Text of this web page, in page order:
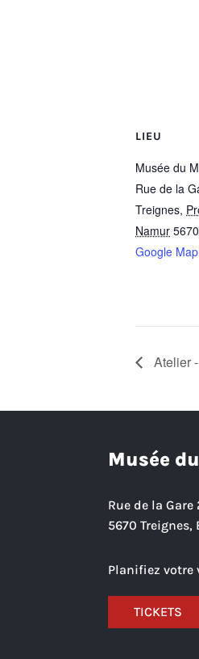
LIEU
Musée du
Rue de la
Treignes,
Namur 5670
Google Map
Atelier
Musée
Rue de la Gare
5670 Treignes,
Planifiez votre
TICKETS